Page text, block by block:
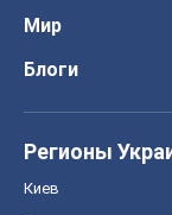
Мир
Блоги
Регионы
Киев